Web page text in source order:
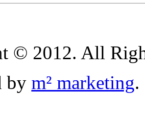
© 2012. All
by m² marketing.